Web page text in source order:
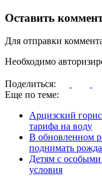
Оставить
Для отправки
Необходимо
Поделиться:
Еще по теме:
Арцизский
тарифа на воду
В обновленном
поднимать
Детям с
условия